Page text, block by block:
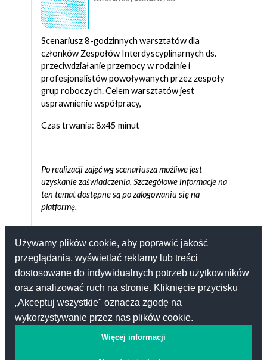
Scenariusz 8-godzinnych warsztatów dla
członków Zespołów Interdyscyplinarnych ds.
przeciwdziałanie przemocy w rodzinie i
profesjonalistów powoływanych przez zespoły
grup roboczych. Celem warsztatów jest
usprawnienie współpracy,
Czas trwania: 8x45 minut
Po realizacji zajęć wg scenariusza możliwe jest
uzyskanie zaświadczenia. Szczegółowe informacje na
ten temat dostępne sąpo zalogowaniu się na
platformę.
ScenariuszPlik
Używamy plików cookie, aby poprawić jakość
przeglądania, wyświetlać reklamy lub treści
dostosowane do indywidualnych potrzeb użytkowników
oraz analizować ruch na stronie. Kliknięcie przycisku
„Akceptuj wszystkie" oznacza zgodę na
wykorzystywanie przez nas plików cookie.
Więcej informacji